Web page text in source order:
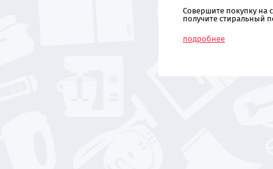
Совершите покупку на
получите стиральный
подробнее